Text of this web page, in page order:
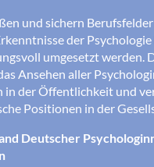
und sichern
der
umgesetzt werden.
Ansehen aller
in der Öffentlichkeit und
Positionen in der
Deutscher